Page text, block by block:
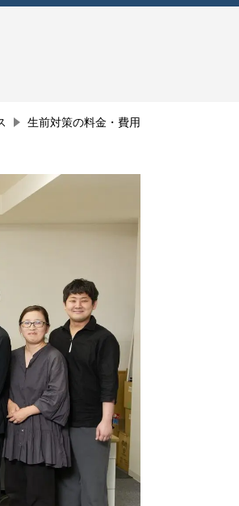
生前対策の料金・費用